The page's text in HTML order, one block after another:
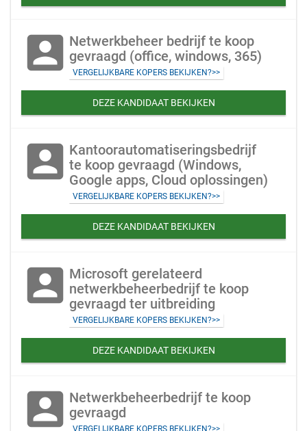
account_box Netwerkbeheer bedrijf te koop
gevraagd (office, windows, 365)
VERGELIJKBARE KOPERS BEKIJKEN?>>
DEZE KANDIDAAT BEKIJKEN
account_box Kantoorautomatiseringsbedrijf
te koop gevraagd (Windows,
Google apps, Cloud oplossingen)
VERGELIJKBARE KOPERS BEKIJKEN?>>
DEZE KANDIDAAT BEKIJKEN
account_box Microsoft gerelateerd
netwerkbeheerbedrijf te koop
gevraagd ter uitbreiding
VERGELIJKBARE KOPERS BEKIJKEN?>>
DEZE KANDIDAAT BEKIJKEN
account_box Netwerkbeheerbedrijf te koop
gevraagd